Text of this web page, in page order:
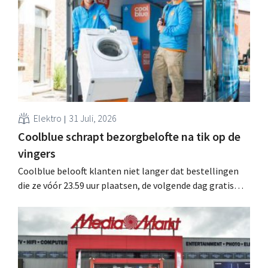
Elektro 31 Juli, 2026
Coolblue schrapt bezorgbelofte na tik op de
vingers
Coolblue belooft klanten niet langer dat bestellingen
die ze vóór 23.59 uur plaatsen, de volgende dag gratis
nadat de Nederlandse Reclame Code Commissie
oordeelde dat de belofte misleidend en oneerlijk was.